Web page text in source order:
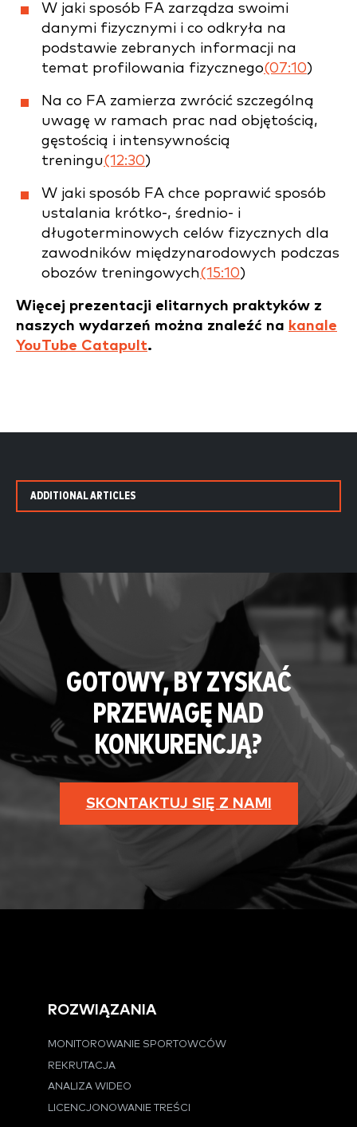
W jaki sposób FA zarządza swoimi
danymi fizycznymi i co odkryła na
podstawie zebranych informacji na
temat profilowania fizycznego(07:10)
Na co FA zamierza zwrócić szczególną
uwagę w ramach prac nad objętością,
gęstością i intensywnością
treningu(12:30)
W jaki sposób FA chce poprawić sposób
ustalania krótko-, średnio- i
długoterminowych celów fizycznych dla
zawodników międzynarodowych podczas
obozów treningowych(15:10)
Więcej prezentacji elitarnych praktyków z
naszych wydarzeń można znaleźć na kanale
YouTube Catapult.
ADDITIONAL ARTICLES
GOTOWY, BY ZYSKAĆ
PRZEWAGĘ NAD
KONKURENCJĄ?
SKONTAKTUJ SIĘ Z NAMI
ROZWIĄZANIA
MONITOROWANIE SPORTOWCÓW
REKRUTACJA
ANALIZA WIDEO
LICENCJONOWANIE TREŚCI